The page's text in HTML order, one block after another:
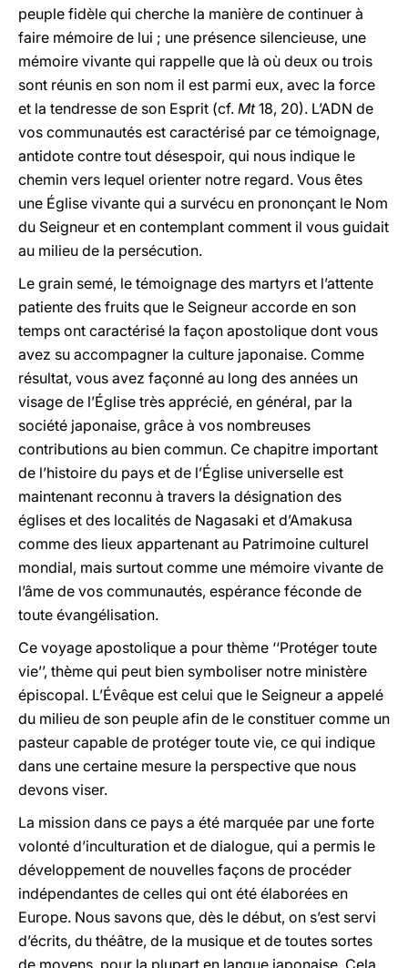
peuple fidèle qui cherche la manière de continuer à
faire mémoire de lui ; une présence silencieuse, une
mémoire vivante qui rappelle que là où deux ou trois
sont réunis en son nom il est parmi eux, avec la force
et la tendresse de son Esprit (cf. Mt18, 20). L’ADN de
vos communautés est caractérisé par ce témoignage,
antidote contre tout désespoir, qui nous indique le
chemin vers lequel orienter notre regard. Vous êtes
une Église vivante qui a survécu en prononçant le Nom
du Seigneur et en contemplant comment il vous guidait
au milieu de la persécution.
Le grain semé, le témoignage des martyrs et l’attente
patiente des fruits que le Seigneur accorde en son
temps ont caractérisé la façon apostolique dont vous
avez su accompagner la culture japonaise. Comme
résultat, vous avez façonné au long des années un
visage de l’Église très apprécié, en général, par la
société japonaise, grâce à vos nombreuses
contributions au bien commun. Ce chapitre important
de l’histoire du pays et de l’Église universelle est
maintenant reconnu à travers la désignation des
églises et des localités de Nagasaki et d’Amakusa
comme des lieux appartenant au Patrimoine culturel
mondial, mais surtout comme une mémoire vivante de
l’âme de vos communautés, espérance féconde de
toute évangélisation.
Ce voyage apostolique a pour thème ‘‘Protéger toute
vie’’, thème qui peut bien symboliser notre ministère
épiscopal. L’Évêque est celui que le Seigneur a appelé
du milieu de son peuple afin de le constituer comme un
pasteur capable de protéger toute vie, ce qui indique
dans une certaine mesure la perspective que nous
devons viser.
La mission dans ce pays a été marquée par une forte
volonté d’inculturation et de dialogue, qui a permis le
développement de nouvelles façons de procéder
indépendantes de celles qui ont été élaborées en
Europe. Nous savons que, dès le début, on s’est servi
d’écrits, du théâtre, de la musique et de toutes sortes
de moyens, pour la plupart en langue japonaise. Cela